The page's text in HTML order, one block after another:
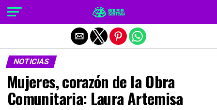
NOTICIAS
Mujeres, corazón de la Obra
Comunitaria: Laura Artemisa
Salir de la versión móvil